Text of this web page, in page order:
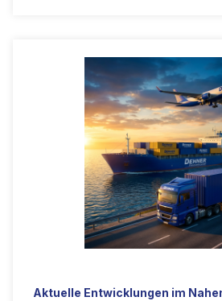
Aktuelle Entwicklungen im